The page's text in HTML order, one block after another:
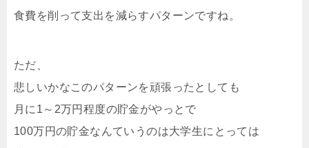
食費を削って支出を減らすパターンですね。
ただ、
悲しいかなこのパターンを頑張ったとしても
月に1～2万円程度の貯金がやっとで
100万円の貯金なんていうのは大学生にとっては